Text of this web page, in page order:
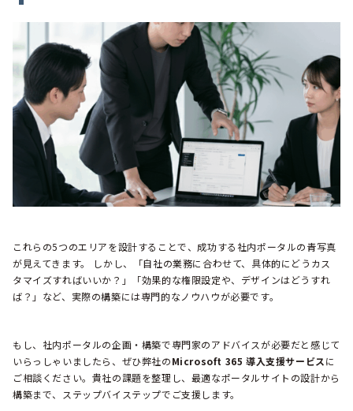
これらの5つのエリアを設計することで、成功する社内ポータルの青写真
が見えてきます。 しかし、「自社の業務に合わせて、具体的にどうカス
タマイズすればいいか？」「効果的な権限設定や、デザインはどうすれ
ば？」など、実際の構築には専門的なノウハウが必要です。
もし、社内ポータルの企画・構築で専門家のアドバイスが必要だと感じて
いらっしゃいましたら、ぜひ弊社のMicrosoft 365 導入支援サービスに
ご相談ください。貴社の課題を整理し、最適なポータルサイトの設計から
構築まで、ステップバイステップでご支援します。